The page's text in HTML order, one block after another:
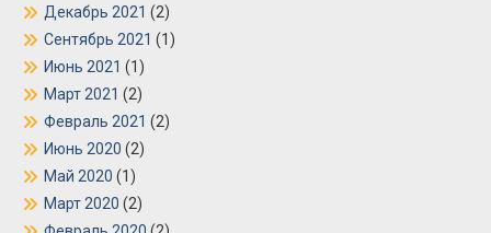
Декабрь 2021 (2)
Сентябрь 2021 (1)
Июнь 2021 (1)
Март 2021 (2)
Февраль 2021 (2)
Июнь 2020 (2)
Май 2020 (1)
Март 2020 (2)